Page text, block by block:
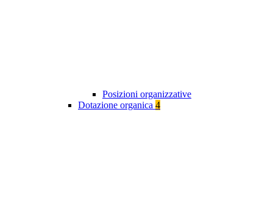
Posizioni organizzative
Dotazione organica 4